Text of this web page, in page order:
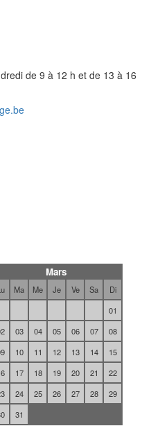
de 9 à 12 h et de 13 à 16
Mars
Ma Me Je Ve Sa
Di
01
03 04 05 06 07
08
10 11 12 13 14
15
17 18 19 20 21
22
24 25 26 27 28
29
31